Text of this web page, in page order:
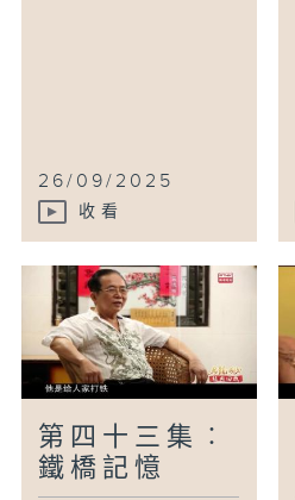
26/09/2025
收看
第四十三集︰
鐵橋記憶